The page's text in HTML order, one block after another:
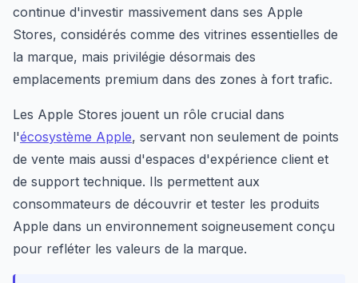
continue d'investir massivement dans ses Apple
Stores, considérés comme des vitrines essentielles de
la marque, mais privilégie désormais des
emplacements premium dans des zones à fort trafic.
Les Apple Stores jouent un rôle crucial dans
l'écosystème Apple, servant non seulement de points
de vente mais aussi d'espaces d'expérience client et
de support technique. Ils permettent aux
consommateurs de découvrir et tester les produits
Apple dans un environnement soigneusement conçu
pour refléter les valeurs de la marque.